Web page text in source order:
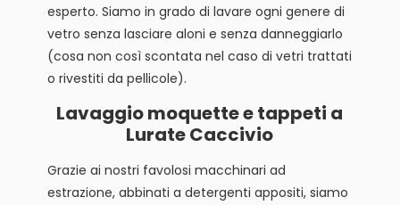
esperto. Siamo in grado di lavare ogni genere di
vetro senza lasciare aloni e senza danneggiarlo
(cosa non così scontata nel caso di vetri trattati
o rivestiti da pellicole).
Lavaggio moquette e tappeti a
Lurate Caccivio
Grazie ai nostri favolosi macchinari ad
estrazione, abbinati a detergenti appositi, siamo